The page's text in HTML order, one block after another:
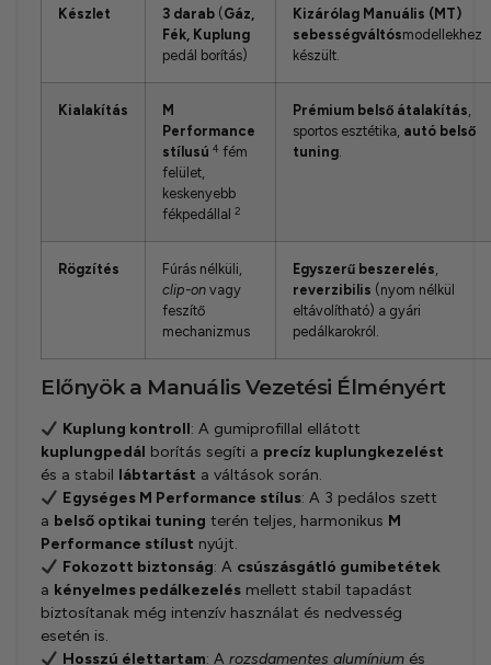
Készlet 3 darab ( Gáz,
Fék, Kuplung
pedál borítás)
Kizárólag Manuális (MT)
sebességváltósmodellekhez
készült.
Kialakítás
M
Performance
stílusú 4 fém
felület,
keskenyebb
fékpedállal2
Prémium belső átalakítás,
sportos esztétika, autó belső
tuning.
Rögzítés
Fúrás nélküli,
clip-on vagy
feszítő
mechanizmus
Egyszerű beszerelés,
reverzibilis (nyom nélkül
eltávolítható) a gyári
pedálkarokról.
Előnyök a Manuális Vezetési Élményért
Kuplung kontroll: A gumiprofillal ellátott
kuplungpedál borítás segíti a precíz kuplungkezelést
és a stabil lábtartást a váltások során.
Egységes M Performance stílus: A 3 pedálos szett
a belső optikai tuning terén teljes, harmonikus M
Performance stílust nyújt.
Fokozott biztonság: A csúszásgátló gumibetétek
a kényelmes pedálkezelés mellett stabil tapadást
biztosítanak még intenzív használat és nedvesség
esetén is.
Hosszú élettartam: Arozsdamentes alumínium és